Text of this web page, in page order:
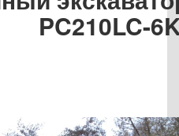
PC210LC-